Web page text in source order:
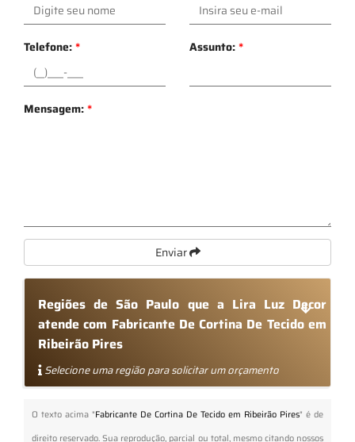
Telefone:* Assunto:*
Mensagem:*
Enviar
Regiões de São Paulo que a Lira Luz Decor
atende com Fabricante De Cortina De Tecido em
Ribeirão Pires
Selecione uma região para solicitar um orçamento
O texto acima "Fabricante De Cortina De Tecido em Ribeirão Pires" é de
direito reservado. Sua reprodução, parcial ou total, mesmo citando nossos